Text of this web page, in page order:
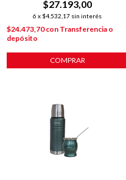
$27.193,00
6 x $4.532,17 sin interés
$24.473,70con Transferencia o
depósito
COMPRAR